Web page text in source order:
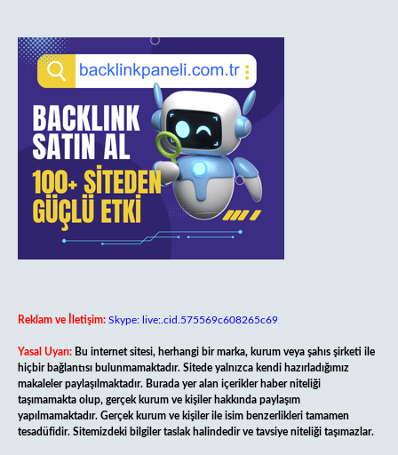
Reklam ve İletişim: Skype: live:.cid.575569c608265c69
Yasal Uyarı: Bu internet sitesi, herhangi bir marka, kurum veya şahıs şirketi ile
hiçbir bağlantısı bulunmamaktadır. Sitede yalnızca kendi hazırladığımız
makaleler paylaşılmaktadır. Burada yer alan içerikler haber niteliği
taşımamakta olup, gerçek kurum ve kişiler hakkında paylaşım
yapılmamaktadır. Gerçek kurum ve kişiler ile isim benzerlikleri tamamen
tesadüfidir. Sitemizdeki bilgiler taslak halindedir ve tavsiye niteliği taşımazlar.